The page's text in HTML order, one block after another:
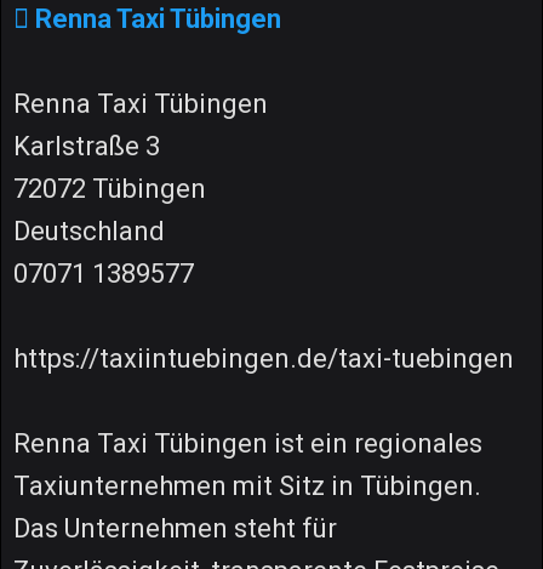
Renna Taxi Tübingen
Renna Taxi Tübingen
Karlstraße 3
72072 Tübingen
Deutschland
07071 1389577
https://taxiintuebingen.de/taxi-tuebingen
Renna Taxi Tübingen ist ein regionales
Taxiunternehmen mit Sitz in Tübingen.
Das Unternehmen steht für